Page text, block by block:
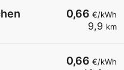
0,66 €/kWh
9,9 km
0,66 €/kWh